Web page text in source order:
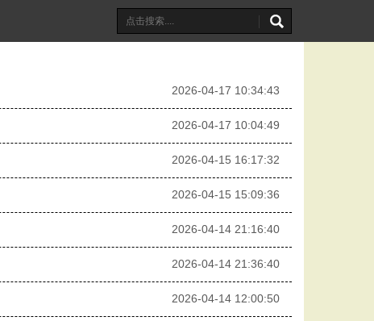
2026-04-17 10:34:43
2026-04-17 10:04:49
2026-04-15 16:17:32
2026-04-15 15:09:36
2026-04-14 21:16:40
2026-04-14 21:36:40
2026-04-14 12:00:50